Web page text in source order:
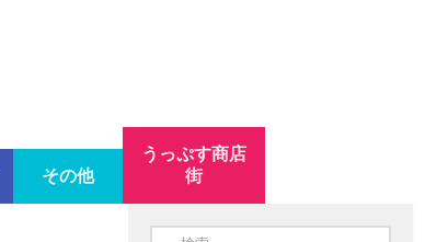
その他
うっぷす商店
街